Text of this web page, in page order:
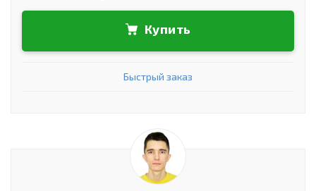
Купить
Быстрый заказ